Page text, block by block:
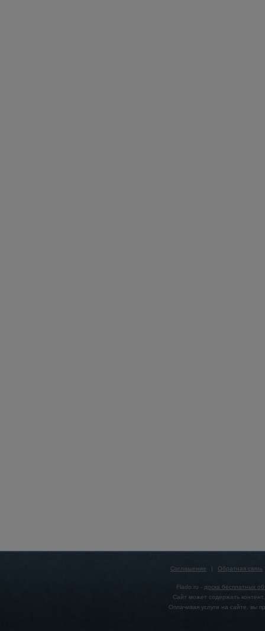
Соглашение | Обратная связь
Flado.ru - доска бесплатных
Сайт может содержать
Оплачивая услуги на сайте, вы